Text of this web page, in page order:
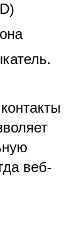
веб-